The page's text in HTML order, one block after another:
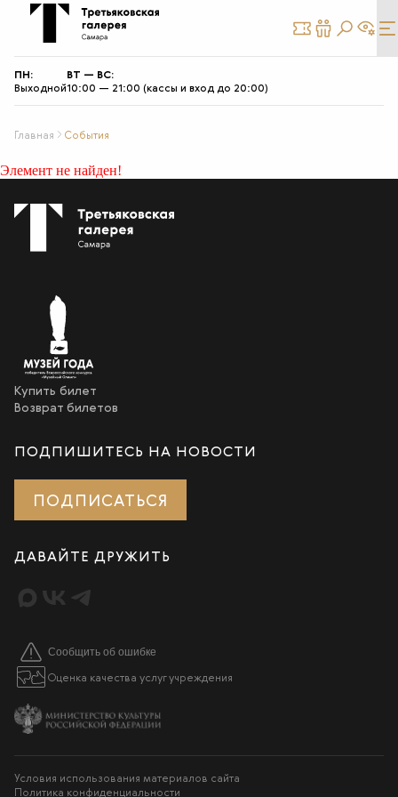
КУПИТЬ
СТАТЬ
ПН:
Выходной
ВТ — ВС:
10:00 — 21:00 (кассы и вход до 20:00)
Главная События
Элемент не найден!
Купить билет
Возврат билетов
ПОДПИШИТЕСЬ НА НОВОСТИ
ПОДПИСАТЬСЯ
ДАВАЙТЕ ДРУЖИТЬ
Сообщить об ошибке
Оценка качества услуг учреждения
Условия использования материалов сайта
Политика конфиденциальности